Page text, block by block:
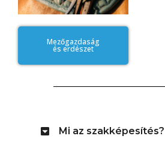
Mezőgazdaság
és erdészet
Mi az szakképesítés?